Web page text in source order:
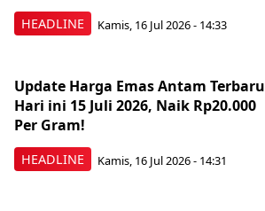
HEADLINE Kamis, 16 Jul 2026 - 14:33
HEADLINE
Update Harga Emas Antam Terbaru
Hari ini 15 Juli 2026, Naik Rp20.000
Per Gram!
Kamis, 16 Jul 2026 - 14:31